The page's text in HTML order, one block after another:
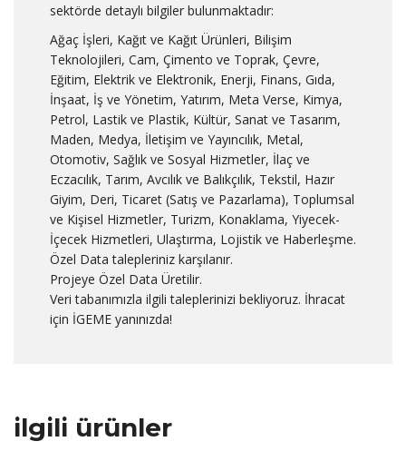
sektörde detaylı bilgiler bulunmaktadır:
Ağaç İşleri, Kağıt ve Kağıt Ürünleri, Bilişim
Teknolojileri, Cam, Çimento ve Toprak, Çevre,
Eğitim, Elektrik ve Elektronik, Enerji, Finans, Gıda,
İnşaat, İş ve Yönetim, Yatırım, Meta Verse, Kimya,
Petrol, Lastik ve Plastik, Kültür, Sanat ve Tasarım,
Maden, Medya, İletişim ve Yayıncılık, Metal,
Otomotiv, Sağlık ve Sosyal Hizmetler, İlaç ve
Eczacılık, Tarım, Avcılık ve Balıkçılık, Tekstil, Hazır
Giyim, Deri, Ticaret (Satış ve Pazarlama), Toplumsal
ve Kişisel Hizmetler, Turizm, Konaklama, Yiyecek-
İçecek Hizmetleri, Ulaştırma, Lojistik ve Haberleşme.
Özel Data talepleriniz karşılanır.
Projeye Özel Data Üretilir.
Veri tabanımızla ilgili taleplerinizi bekliyoruz. İhracat
için İGEME yanınızda!
ilgili ürünler